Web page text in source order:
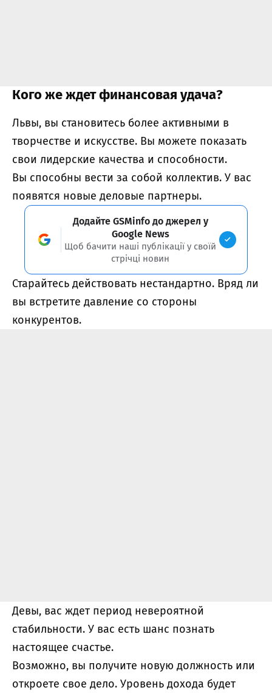
Кого же ждет финансовая удача?
Львы, вы становитесь более активными в
творчестве и искусстве. Вы можете показать
свои лидерские качества и способности.
Вы способны вести за собой коллектив. У вас
появятся новые деловые партнеры.
Додайте GSMinfo до джерел у
Google News
Щоб бачити наші публікації у своїй
стрічці новин
Старайтесь действовать нестандартно. Вряд ли
вы встретите давление со стороны
конкурентов.
Девы, вас ждет период невероятной
стабильности. У вас есть шанс познать
настоящее счастье.
Возможно, вы получите новую должность или
откроете свое дело. Уровень дохода будет